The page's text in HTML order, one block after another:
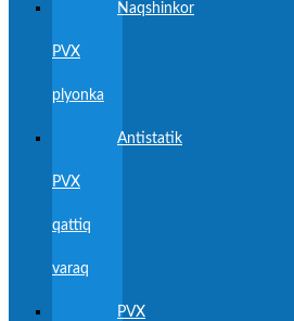
Naqshinkor
PVX
plyonka
Antistatik
PVX
qattiq
varaq
PVX